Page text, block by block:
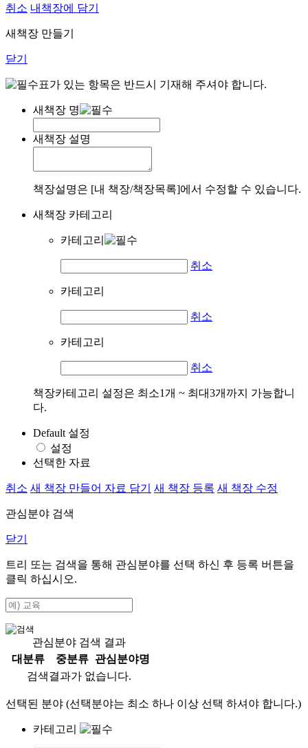
취소 내책장에 담기
새책장 만들기
닫기
표가 있는 항목은 반드시 기재해 주셔야 합니다.
새책장 명
새책장 설명
책장설명은 [내 책장/책장목록]에서 수정할 수 있습니다.
새책장 카테고리
카테고리
취소
카테고리
취소
카테고리
취소
책장카테고리 설정은 최소1개 ~ 최대3개까지 가능합니
다.
Default 설정
설정
선택한 자료
취소 새 책장 만들어 자료 담기 새 책장 등록 새 책장 수정
관심분야 검색
닫기
트리 또는 검색을 통해 관심분야를 선택 하신 후 등록 버튼을
클릭 하십시오.
관심분야 검색 결과
대분류
중분류
관심분야명
검색결과가 없습니다.
선택된 분야 (선택분야는 최소 하나 이상 선택 하셔야 합니다.)
카테고리